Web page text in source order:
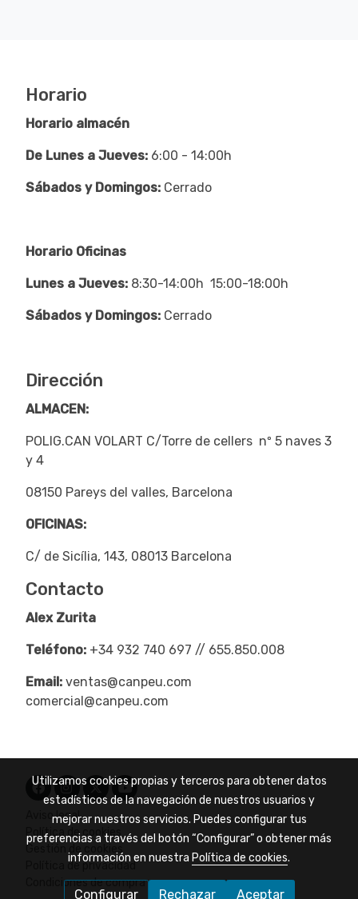
Horario
Horario almacén
De Lunes a Jueves: 6:00 - 14:00h
Sábados y Domingos: Cerrado
Horario Oficinas
Lunes a Jueves: 8:30-14:00h 15:00-18:00h
Sábados y Domingos: Cerrado
Dirección
ALMACEN:
POLIG.CAN VOLART C/Torre de cellers nº 5 naves 3
y 4
08150 Pareys del valles, Barcelona
OFICINAS:
C/ de Sicília, 143, 08013 Barcelona
Contacto
Alex Zurita
Teléfono: +34 932 740 697 // 655.850.008
Email: ventas@canpeu.com
comercial@canpeu.com
Aviso legal
Política de cookies
Gestión de cookies
Política de privacidad
Condiciones de compra
Utilizamos cookies propias y terceros para obtener datos
estadísticos de la navegación de nuestros usuarios y
mejorar nuestros servicios. Puedes configurar tus
preferencias a través del botón “Configurar” o obtener más
información en nuestra Política de cookies.
Configurar Rechazar Aceptar